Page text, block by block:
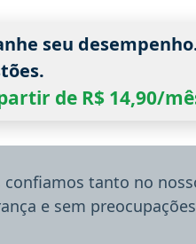
seu
de R$ 14,90/
confiamos tanto no
e sem